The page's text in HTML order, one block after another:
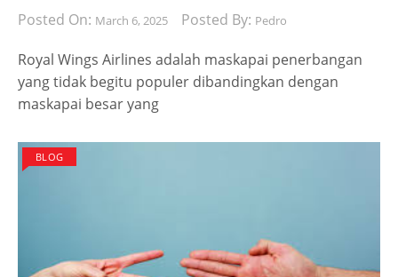
Posted On: March 6, 2025 Posted By: Pedro
Royal Wings Airlines adalah maskapai penerbangan
yang tidak begitu populer dibandingkan dengan
maskapai besar yang
BLOG